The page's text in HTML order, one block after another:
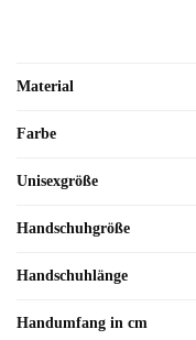
Material
Farbe
Unisexgröße
Handschuhgröße
Handschuhlänge
Handumfang in cm